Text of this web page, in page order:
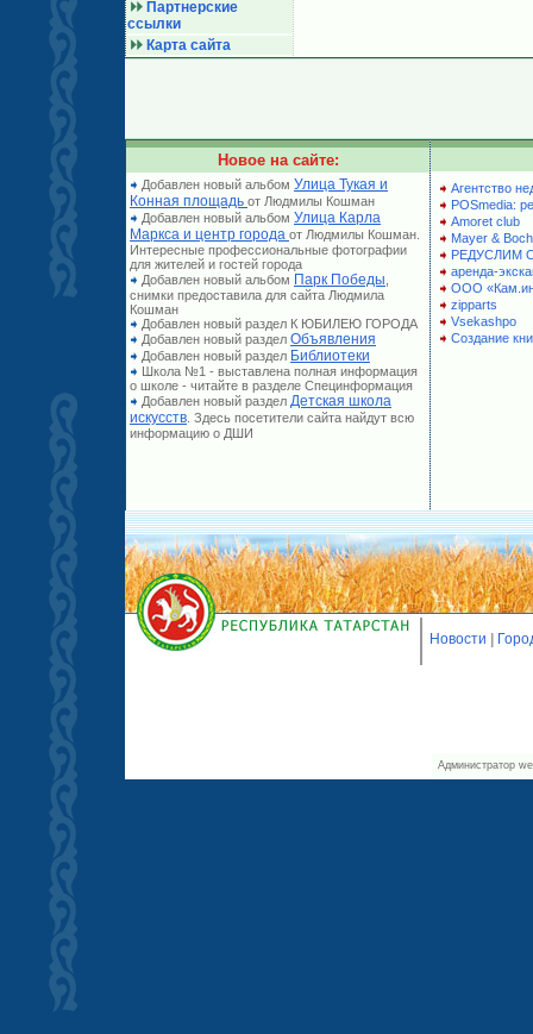
Партнерские
ссылки
Карта сайта
Новое на сайте:
Добавлен новый альбом Улица Тукая и
Конная площадь от Людмилы Кошман
Добавлен новый альбом Улица Карла
Маркса и центр города от Людмилы Кошман.
Интересные профессиональные фотографии
для жителей и гостей города
Добавлен новый альбом Парк Победы
снимки предоставила для сайта Людмила
Кошман
Добавлен новый раздел К ЮБИЛЕЮ ГОРОДА
Добавлен новый раздел Объявления
Добавлен новый раздел Библиотеки
Школа №1 - выставлена полная информация
о школе - читайте в разделе Специнформация
Добавлен новый раздел Детская школа
искусств . Здесь посетители сайта найдут всю
информацию о ДШИ
Агентство
POSmedia:
Amoret club
Mayer & Boch
РЕДУСЛИМ
аренда-
ООО
zipparts
Vsekashpo
Создание
Новости
Администратор